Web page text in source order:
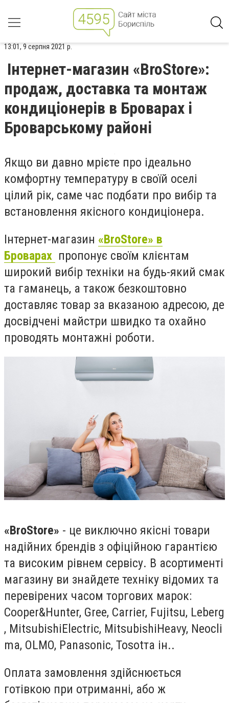
13:01, 9 серпня 2021 р.
Інтернет-магазин «BroStore»:
продаж, доставка та монтаж
кондиціонерів в Броварах і
Броварському районі
Якщо ви давно мрієте про ідеально
комфортну температуру в своїй оселі
цілий рік, саме час подбати про вибір та
встановлення якісного кондиціонера.
Інтернет-магазин «BroStore» в
Броварах пропонує своїм клієнтам
широкий вибір техніки на будь-який смак
та гаманець, а також безкоштовно
доставляє товар за вказаною адресою, де
досвідчені майстри швидко та охайно
проводять монтажні роботи.
«BroStore» - це виключно якісні товари
надійних брендів з офіційною гарантією
та високим рівнем сервісу. В асортименті
магазину ви знайдете техніку відомих та
перевірених часом торгових марок:
Cooper&Hunter, Gree, Carrier, Fujitsu, Leberg
, MitsubishiElectric, MitsubishiHeavy, Neocli
ma, OLMO, Panasonic, Tosotта ін..
Оплата замовлення здійснюється
готівкою при отриманні, або ж